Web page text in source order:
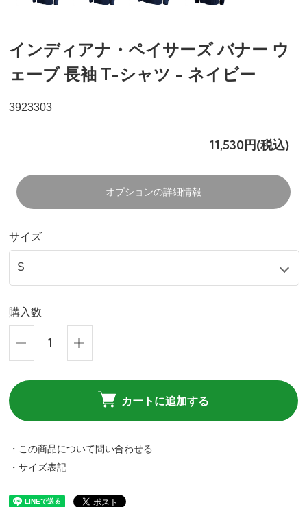
インディアナ・ペイサーズ バナー ウ
ェーブ 長袖 T-シャツ - ネイビー
3923303
11,530円(税込)
オプションの詳細情報
サイズ
購入数
カートに追加する
・この商品について問い合わせる
・サイズ表記